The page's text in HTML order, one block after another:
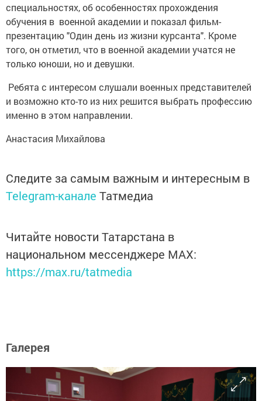
специальностях, об особенностях прохождения
обучения в военной академии и показал фильм-
презентацию "Один день из жизни курсанта". Кроме
того, он отметил, что в военной академии учатся не
только юноши, но и девушки.
Ребята с интересом слушали военных представителей
и возможно кто-то из них решится выбрать профессию
именно в этом направлении.
Анастасия Михайлова
Следите за самым важным и интересным в
Telegram-канале Татмедиа
Читайте новости Татарстана в
национальном мессенджере MАХ:
https://max.ru/tatmedia
Галерея